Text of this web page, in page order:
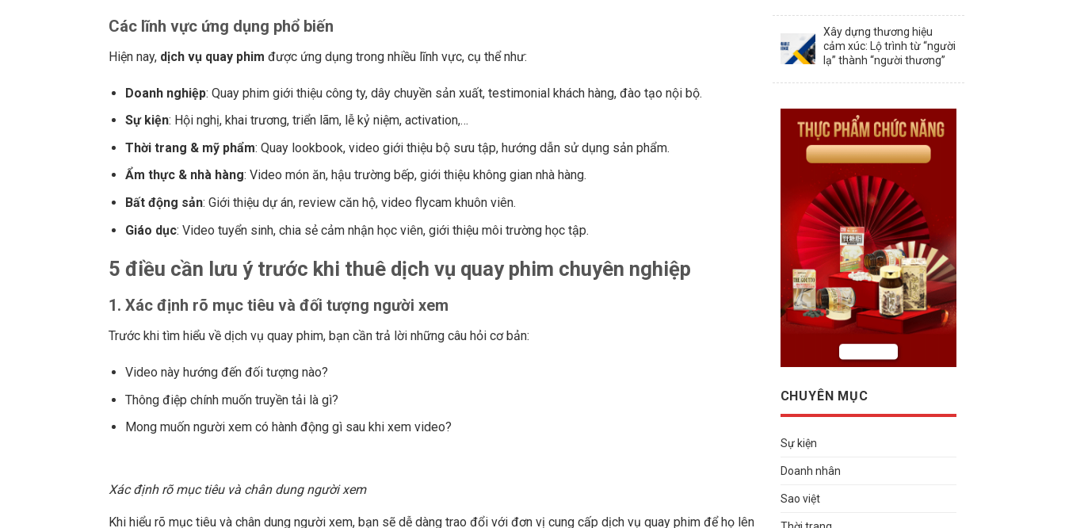
Các lĩnh vực ứng dụng phổ biến
Hiện nay, dịch vụ quay phim được ứng dụng trong nhiều lĩnh vực, cụ thể như:
Doanh nghiệp: Quay phim giới thiệu công ty, dây chuyền sản xuất, testimonial khách hàng, đào tạo nội bộ.
Sự kiện: Hội nghị, khai trương, triển lãm, lễ kỷ niệm, activation,…
Thời trang & mỹ phẩm: Quay lookbook, video giới thiệu bộ sưu tập, hướng dẫn sử dụng sản phẩm.
Ẩm thực & nhà hàng: Video món ăn, hậu trường bếp, giới thiệu không gian nhà hàng.
Bất động sản: Giới thiệu dự án, review căn hộ, video flycam khuôn viên.
Giáo dục: Video tuyển sinh, chia sẻ cảm nhận học viên, giới thiệu môi trường học tập.
5 điều cần lưu ý trước khi thuê dịch vụ quay phim chuyên nghiệp
1. Xác định rõ mục tiêu và đối tượng người xem
Trước khi tìm hiểu về dịch vụ quay phim, bạn cần trả lời những câu hỏi cơ bản:
Video này hướng đến đối tượng nào?
Thông điệp chính muốn truyền tải là gì?
Mong muốn người xem có hành động gì sau khi xem video?
Xác định rõ mục tiêu và chân dung người xem
Khi hiểu rõ mục tiêu và chân dung người xem, bạn sẽ dễ dàng trao đổi với đơn vị cung cấp dịch vụ quay phim để họ lên
Xây dựng thương hiệu
cảm xúc: Lộ trình từ “người
lạ” thành “người thương”
CHUYÊN MỤC
Sự kiện
Doanh nhân
Sao việt